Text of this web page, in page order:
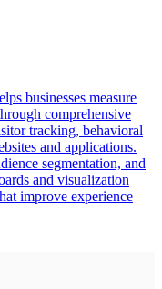
businesses measure
comprehensive
tracking, behavioral
and applications.
segmentation, and
and visualization
improve experience